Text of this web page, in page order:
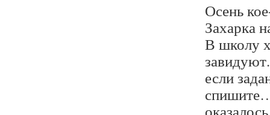
Осень
Захарка
В школу
если